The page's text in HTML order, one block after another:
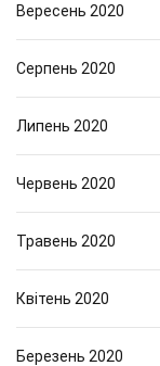
Вересень 2020
Серпень 2020
Липень 2020
Червень 2020
Травень 2020
Квітень 2020
Березень 2020